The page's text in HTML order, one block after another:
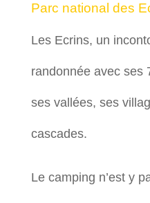
Parc national des
Les Ecrins, un
randonnée avec ses
ses vallées, ses
cascades.
Le camping n’est y